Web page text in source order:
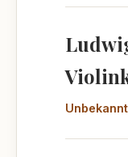
Unbekannt